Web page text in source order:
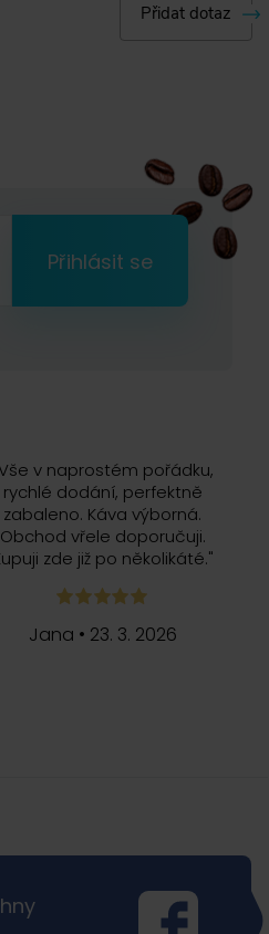
Přidat dotaz
Přihlásit se
v naprostém pořádku,
rychlé dodání, perfektně
zabaleno. Káva výborná.
Obchod vřele doporučuji.
zde již po několikáté."
Jana • 23. 3. 2026